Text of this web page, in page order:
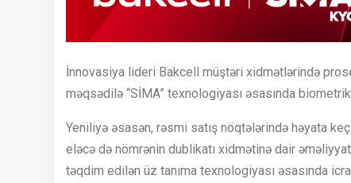
İnnovasiya lideri Bakcell müştəri xidmətlərində
məqsədilə “SİMA” texnologiyası əsasında
Yeniliyə əsasən, rəsmi satış nöqtələrində həyata
eləcə də nömrənin dublikatı xidmətinə dair
təqdim edilən üz tanıma texnologiyası əsasında